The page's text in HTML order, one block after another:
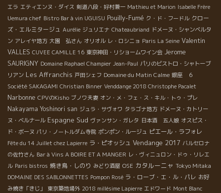
エラ エティエンヌ・ダイス 剣道八段・好村兼一 Mathieu et Marion Isabelle Frère
Uemura chef Bistro Bar à vin UGUISU Pouilly-Fumé ク・ド・フードル クロー
ズ・エルミタージュ Aurélie ジュリエナ Chateaubriand ドメーヌ・シャンベルタ
ン アレイヤ地方 大園 弘さん オリオル レ・ロシニョ Paris La Seine Valentin
VALLES CUVEE CAMILLE 16 東京神田・リショームワイン会 Jerome
SAURIGNY Domaine Raphael Champier Jean-Paul パリのビストロ・シャトーブ
リアン Les Affranchis 戸田シェフ Domaine du Matin Calme 銀座 ６
Société SAKAGAMI Christian Binner Venddange 2018 Christophe Pacalet
Narbonne CPVのKisho ブノワ夫妻 オン・メ・フェ・ス・キル・トゥ・プレ
Nakayama Yoshinori san ジュラ・サヴォワ タラゴナ地方 ドメーヌ・カトリー
ヌ・ベルナール Espagne Sud ヴァンサン・ガレタ 日本酒 五人娘 オスピス・
ド・ボーヌ パリ・ノートルダム寺院 ポンポン・ルージュ ピエール・ラフォレ
Fête du 14 Juillet chez Lapierre ラ・ピオッシュ Vendange 2017 バルセロナ
の佐竹さん Bar à Vins A BOIRE ET A MANGER レ・ヴィニュロン・ドゥ・リレエ
ル Paris bistros 焼き鳥・しのり みどり酒屋 OSE カタルーニャ Tokyo Mitaka
DOMAINE DES SABLONNETTES Pompon Rosé ラ・ローブ・エ・ル・パレ お好
み焼き「きじ」
東京築地場外 2018 millésime Lapierre エドワード Mont Blanc